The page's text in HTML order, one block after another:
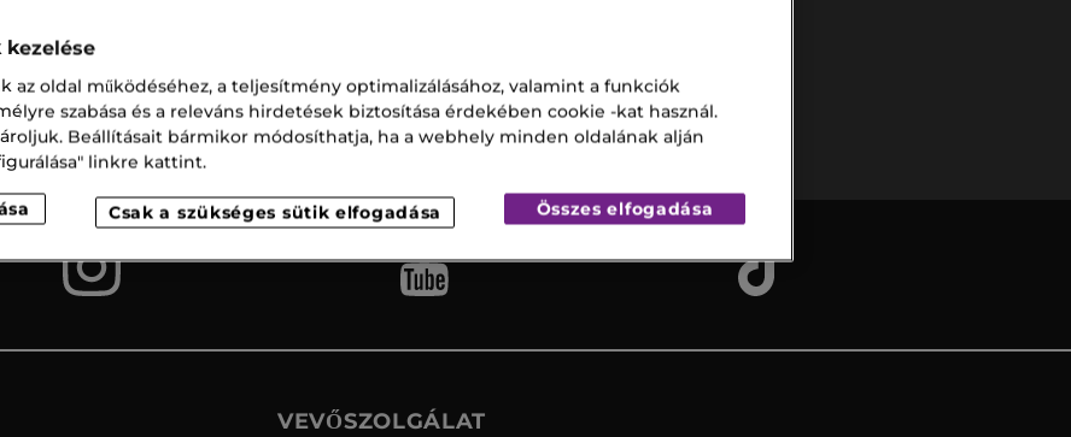
Ingyenes
szállítás az
üzletbe
Vevőszolgálat
Biztonságos
fizetés
VEVŐSZOLGÁLAT
kezelése
az oldal működéséhez, a teljesítmény optimalizálásához, valamint a funkciók
szabása és a releváns hirdetések biztosítása érdekében cookie -kat használ.
Beállításait bármikor módosíthatja, ha a webhely minden oldalának alján
linkre kattint.
Csak a szükséges sütik elfogadása Összes elfogadása